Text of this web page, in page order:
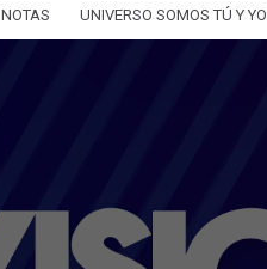
NOTAS UNIVERSO SOMOS TÚ Y YO